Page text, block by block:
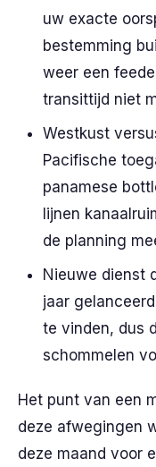
uw exacte
bestemming
weer een
transittijd niet
Westkust
Pacifische
panamese
lijnen
de planning
Nieuwe dienst
jaar
te vinden, dus
schommelen
Het punt van een
deze afwegingen
deze maand voor